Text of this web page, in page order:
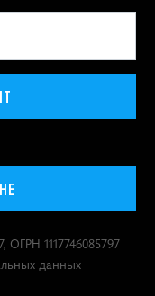
ОГРН 1117746085797
данных